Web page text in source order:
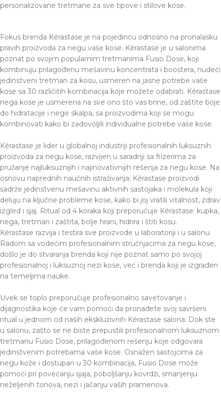
personalizovane tretmane za sve tipove i stilove kose.
Fokus brenda Kérastase je na pojedincu odnosno na pronalasku
pravih proizvoda za negu vaše kose. Kérastase je u salonima
poznat po svojim popularnim tretmanima Fusio Dose, koji
kombinuju prilagođenu mešavinu koncentrata i boostera, nudeći
jedinstveni tretman za kosu, usmeren na jasne potrebe vaše
kose sa 30 različitih kombinacija koje možete odabrati. Kérastase
nega kose je usmerena na sve ono što vas brine, od zaštite boje
do hidratacije i nege skalpa, sa proizvodima koji se mogu
kombinovati kako bi zadovoljili individualne potrebe vaše kose.
Kérastase je lider u globalnoj industriji profesionalnih luksuznih
proizvoda za negu kose, razvijen u saradnji sa frizerima za
pružanje najluksuznijih i najinovativnijih rešenja za negu kose. Na
osnovu naprednih naučnih istraživanja; Kérastase proizvodi
sadrže jedinstvenu mešavinu aktivnih sastojaka i molekula koji
deluju na ključne probleme kose, kako bi joj vratili vitalnost, zdrav
izgled i sjaj. Ritual od 4 koraka koji preporučuje Kérastase: kupka,
nega, tretman i zaštita, bolje hrani, hidrira i štiti kosu.
Kérastase razvija i testira sve proizvode u laboratoriji i u salonu.
Radom sa vodećim profesionalnim stručnjacima za negu kose,
došlo je do stvaranja brenda koji nije poznat samo po svojoj
profesionalnoj i luksuznoj nezi kose, već i brenda koji je izgrađen
na temeljima nauke.
Uvek se toplo preporučuje profesionalno savetovanje i
dijagnostika koje će vam pomoći da pronađete svoj savršeni
ritual u jednom od naših ekskluzivnih Kérastase salona. Dok ste
u salonu, zašto se ne biste prepustili profesionalnom luksuznom
tretmanu Fusio Dose, prilagođenom rešenju koje odgovara
jedinstvenim potrebama vaše kose. Osnažen sastojcima za
negu kože i dostupan u 30 kombinacija, Fusio Dose može
pomoći pri povećanju sjaja, poboljšanju kovrdži, smanjenju
neželjenih tonova, nezi i jačanju vaših pramenova.